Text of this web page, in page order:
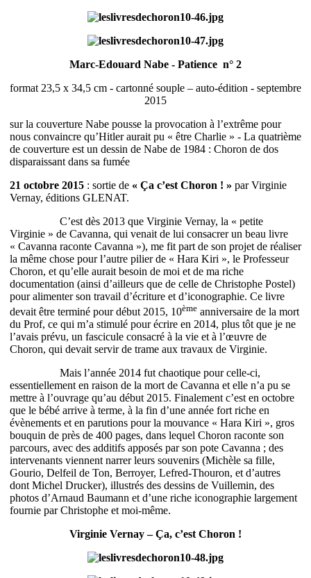
Marc-Edouard Nabe - Patience n° 2
format 23,5 x 34,5 cm - cartonné souple – auto-édition - septembre
2015
sur la couverture Nabe pousse la provocation à l’extrême pour
nous convaincre qu’Hitler aurait pu « être Charlie » - La quatrième
de couverture est un dessin de Nabe de 1984 : Choron de dos
disparaissant dans sa fumée
21 octobre 2015 : sortie de « Ça c’est Choron ! » par Virginie
Vernay, éditions GLENAT.
C’est dès 2013 que Virginie Vernay, la « petite
Virginie » de Cavanna, qui venait de lui consacrer un beau livre
« Cavanna raconte Cavanna »), me fit part de son projet de réaliser
la même chose pour l’autre pilier de « Hara Kiri », le Professeur
Choron, et qu’elle aurait besoin de moi et de ma riche
documentation (ainsi d’ailleurs que de celle de Christophe Postel)
pour alimenter son travail d’écriture et d’iconographie. Ce livre
devait être terminé pour début 2015, 10ème anniversaire de la mort
du Prof, ce qui m’a stimulé pour écrire en 2014, plus tôt que je ne
l’avais prévu, un fascicule consacré à la vie et à l’œuvre de
Choron, qui devait servir de trame aux travaux de Virginie.
Mais l’année 2014 fut chaotique pour celle-ci,
essentiellement en raison de la mort de Cavanna et elle n’a pu se
mettre à l’ouvrage qu’au début 2015. Finalement c’est en octobre
que le bébé arrive à terme, à la fin d’une année fort riche en
évènements et en parutions pour la mouvance « Hara Kiri », gros
bouquin de près de 400 pages, dans lequel Choron raconte son
parcours, avec des additifs apposés par son pote Cavanna ; des
intervenants viennent narrer leurs souvenirs (Michèle sa fille,
Gourio, Delfeil de Ton, Berroyer, Lefred-Thouron, et d’autres
dont Michel Drucker), illustrés des dessins de Vuillemin, des
photos d’Arnaud Baumann et d’une riche iconographie largement
fournie par Christophe et moi-même.
Virginie Vernay – Ça, c’est Choron !